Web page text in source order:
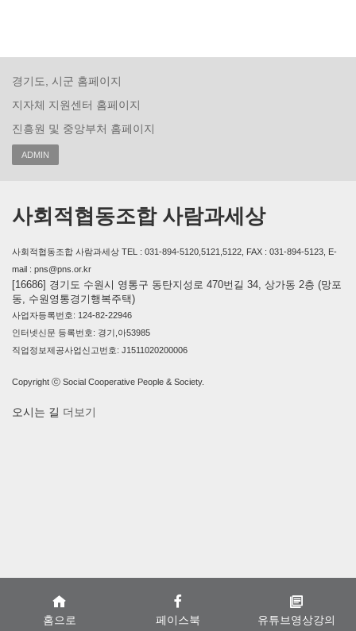
홈으로 페이스북 유튜브영상강의
경기도, 시군 홈페이지
지자체 지원센터 홈페이지
진흥원 및 중앙부처 홈페이지
ADMIN
사회적협동조합 사람과세상
사회적협동조합 사람과세상 TEL : 031-894-5120,5121,5122, FAX : 031-894-5123, E-
mail : pns@pns.or.kr
[16686] 경기도 수원시 영통구 동탄지성로 470번길 34, 상가동 2층 (망포
동, 수원영통경기행복주택)
사업자등록번호: 124-82-22946
인터넷신문 등록번호: 경기,아53985
직업정보제공사업신고번호: J1511020200006
Copyright ⓒ Social Cooperative People & Society.
오시는 길 더보기